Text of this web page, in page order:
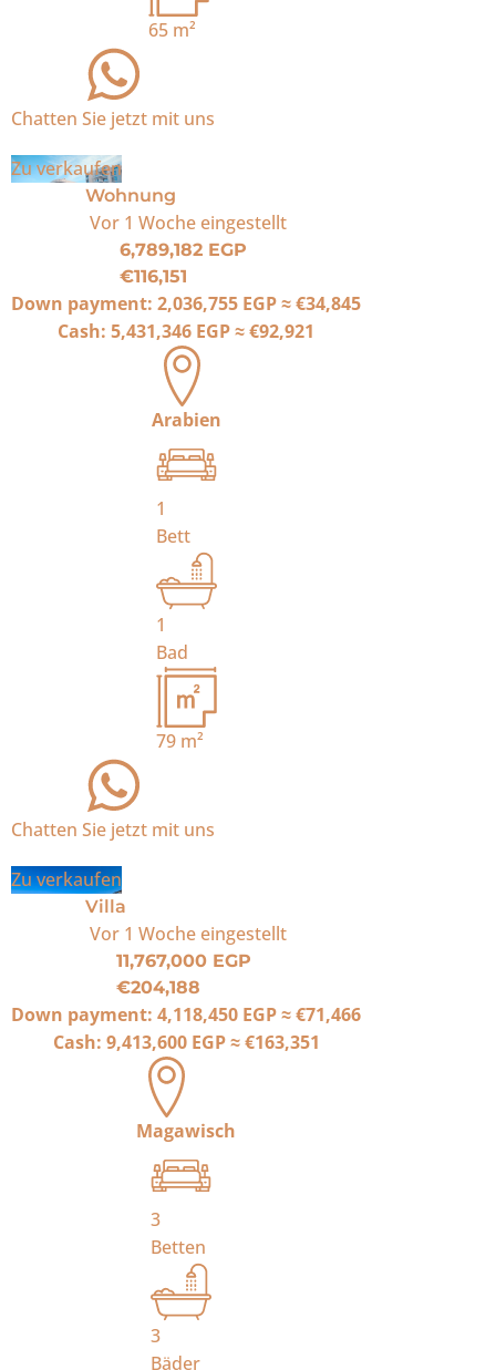
65m²
Chatten Sie jetzt mit uns
Zu verkaufen
Wohnung
Vor 1 Woche eingestellt
6,789,182 EGP
€116,151
Down payment: 2,036,755 EGP≈€34,845
Cash: 5,431,346 EGP≈€92,921
Arabien
1
Bett
1
Bad
79m²
Chatten Sie jetzt mit uns
Zu verkaufen
Villa
Vor 1 Woche eingestellt
11,767,000 EGP
€204,188
Down payment: 4,118,450 EGP≈€71,466
Cash: 9,413,600 EGP≈€163,351
Magawisch
3
Betten
3
Bäder